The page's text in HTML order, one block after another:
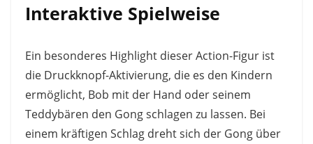
Interaktive Spielweise
Ein besonderes Highlight dieser Action-Figur ist
die Druckknopf-Aktivierung, die es den Kindern
ermöglicht, Bob mit der Hand oder seinem
Teddybären den Gong schlagen zu lassen. Bei
einem kräftigen Schlag dreht sich der Gong über